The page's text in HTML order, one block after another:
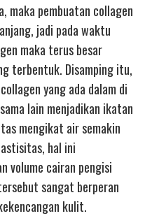
maka pembuatan collagen
jadi pada waktu
maka terus besar
terbentuk. Disamping itu,
yang ada dalam di
lain menjadikan ikatan
mengikat air semakin
hal ini
volume cairan pengisi
sangat berperan
kulit.